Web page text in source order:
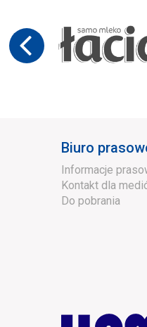
Biuro
Informacje
Kontakt dla
Do pobrania